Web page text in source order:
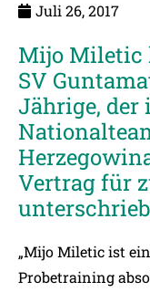
Juli 26, 2017
Mijo Miletic
SV
Jährige, der
Vertrag für
„Mijo Miletic ist
Probetraining